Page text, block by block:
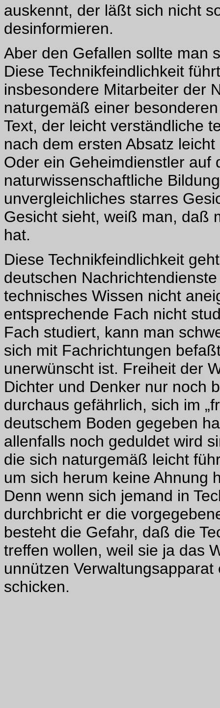
auskennt, der läßt sich nicht
desinformieren.
Aber den Gefallen sollte man
Diese Technikfeindlichkeit
insbesondere Mitarbeiter der
naturgemäß einer
Text, der leicht verständliche
nach dem ersten Absatz
Oder ein Geheimdienstler auf
naturwissenschaftliche
unvergleichliches starres
Gesicht sieht, weiß man, daß
hat.
Diese Technikfeindlichkeit
deutschen
technisches Wissen nicht
entsprechende Fach nicht
Fach studiert, kann man
sich mit Fachrichtungen
unerwünscht ist. Freiheit der
Dichter und Denker nur noch
durchaus gefährlich, sich im
deutschem Boden gegeben
allenfalls noch geduldet wird
die sich naturgemäß leicht
um sich herum keine Ahnung
Denn wenn sich jemand in
durchbricht er die
besteht die Gefahr, daß die
treffen wollen, weil sie ja das
unnützen
schicken.